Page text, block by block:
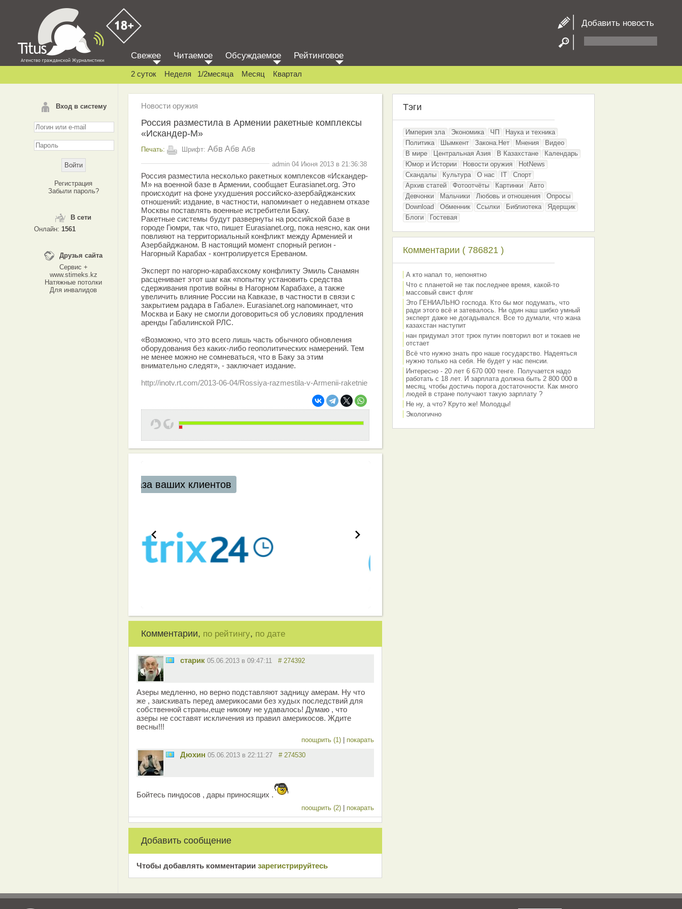
Добавить новость
Вход в систему
Регистрация
Забыли пароль?
В сети
Онлайн: 1561
Друзья сайта
Сервис +
www.stimeks.kz
Натяжные потолки
Для инвалидов
Свежее Читаемое Обсуждаемое Рейтинговое
2 суток Неделя 1/2месяца Месяц Квартал
Новости оружия
Россия разместила в Армении ракетные комплексы
«Искандер-М»
Печать: Шрифт: Абв Абв Абв
admin 04 Июня 2013 в 21:36:38
Россия разместила несколько ракетных комплексов «Искандер-
М» на военной базе в Армении, сообщает Eurasianet.org. Это
происходит на фоне ухудшения российско-азербайджанских
отношений: издание, в частности, напоминает о недавнем отказе
Москвы поставлять военные истребители Баку.
Ракетные системы будут развернуты на российской базе в
городе Гюмри, так что, пишет Eurasianet.org, пока неясно, как они
повлияют на территориальный конфликт между Арменией и
Азербайджаном. В настоящий момент спорный регион -
Нагорный Карабах - контролируется Ереваном.
Эксперт по нагорно-карабахскому конфликту Эмиль Санамян
расценивает этот шаг как «попытку установить средства
сдерживания против войны в Нагорном Карабахе, а также
увеличить влияние России на Кавказе, в частности в связи с
закрытием радара в Габале». Eurasianet.org напоминает, что
Москва и Баку не смогли договориться об условиях продления
аренды Габалинской РЛС.
«Возможно, что это всего лишь часть обычного обновления
оборудования без каких-либо геополитических намерений. Тем
не менее можно не сомневаться, что в Баку за этим
внимательно следят», - заключает издание.
http://inotv.rt.com/2013-06-04/Rossiya-razmestila-v-Armenii-raketnie
Комментарии, по рейтингу, по дате
старик 05.06.2013 в 09:47:11 # 274392
Азеры медленно, но верно подставляют задницу амерам. Ну что
же , заискивать перед америкосами без худых последствий для
собственной страны,еще никому не удавалось! Думаю , что
азеры не составят искличения из правил америкосов. Ждите
весны!!!
поощрить (1) покарать
Дюхин 05.06.2013 в 22:11:27 # 274530
Бойтесь пиндосов , дары приносящих .
поощрить (2) покарать
Добавить сообщение
Чтобы добавлять комментарии зарeгиcтрирyйтeсь
Тэги
Империя зла Экономика ЧП
Наука и техника
Политика
Шымкент Закона.Нет Мнения
Видео
В мире
Центральная Азия В Казахстане
Календарь
Юмор и Истории
Новости оружия
HotNews
Скандалы
Культура О нас IT
Спорт
Архив статей
Фотоотчёты Картинки
Авто
Девчонки
Мальчики Любовь и отношения
Опросы
Download
Обменник Ссылки Библиотека
Ядерщик
Блоги
Гостевая
Комментарии ( 786821 )
А кто напал то, непонятно
Что с планетой не так последнее время, какой-то
массовый свист фляг
Это ГЕНИАЛЬНО господа. Кто бы мог подумать, что
ради этого всё и затевалось. Ни один наш шибко умный
эксперт даже не догадывался. Все то думали, что жана
казахстан наступит
нан придумал этот трюк путин повторил вот и токаев не
отстает
Всё что нужно знать про наше государство. Надеяться
нужно только на себя. Не будет у нас пенсии.
Интересно - 20 лет 6 670 000 тенге. Получается надо
работать с 18 лет. И зарплата должна быть 2 800 000 в
месяц, чтобы достичь порога достаточности. Как много
людей в стране получают такую зарплату ?
Не ну, а что? Круто же! Молодцы!
Экологично